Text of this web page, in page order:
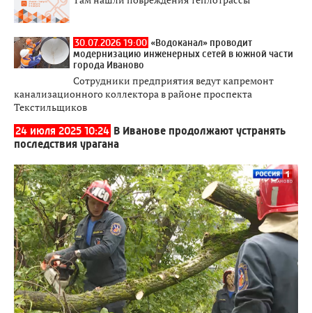
30.07.2026 19:00 «Водоканал» проводит
модернизацию инженерных сетей в южной части
города Иваново
Сотрудники предприятия ведут капремонт
канализационного коллектора в районе проспекта
Текстильщиков
24 июля 2025 10:24 В Иванове продолжают устранять
последствия урагана